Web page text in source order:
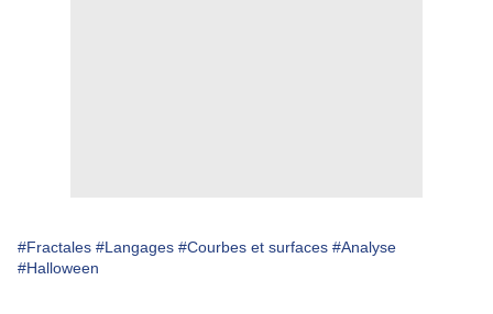
#Fractales #Langages #Courbes et surfaces #Analyse
#Halloween